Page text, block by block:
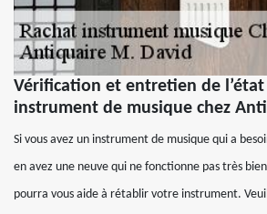
Vérification et entretien de
instrument de musique chez
Si vous avez un instrument de musique qui a
en avez une neuve qui ne fonctionne pas très
pourra vous aide à rétablir votre instrument.